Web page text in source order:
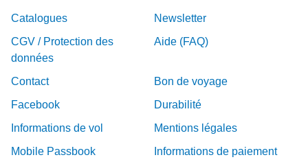
Catalogues
Newsletter
CGV / Protection des
données
Aide (FAQ)
Contact
Bon de voyage
Facebook
Durabilité
Informations de vol
Mentions légales
Mobile Passbook
Informations de paiement